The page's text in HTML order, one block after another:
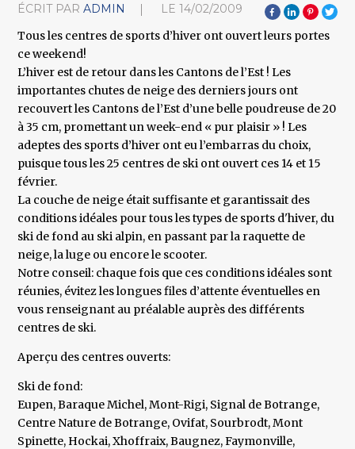
ÉCRIT PAR ADMIN LE 14/02/2009
Tous les centres de sports d’hiver ont ouvert leurs portes
ce weekend!
L’hiver est de retour dans les Cantons de l’Est ! Les
importantes chutes de neige des derniers jours ont
recouvert les Cantons de l’Est d’une belle poudreuse de 20
à 35 cm, promettant un week-end « pur plaisir » ! Les
adeptes des sports d’hiver ont eu l’embarras du choix,
puisque tous les 25 centres de ski ont ouvert ces 14 et 15
février.
La couche de neige était suffisante et garantissait des
conditions idéales pour tous les types de sports d'hiver, du
ski de fond au ski alpin, en passant par la raquette de
neige, la luge ou encore le scooter.
Notre conseil: chaque fois que ces conditions idéales sont
réunies, évitez les longues files d’attente éventuelles en
vous renseignant au préalable auprès des différents
centres de ski.
Aperçu des centres ouverts:
Ski de fond:
Eupen, Baraque Michel, Mont-Rigi, Signal de Botrange,
Centre Nature de Botrange, Ovifat, Sourbrodt, Mont
Spinette, Hockai, Xhoffraix, Baugnez, Faymonville,